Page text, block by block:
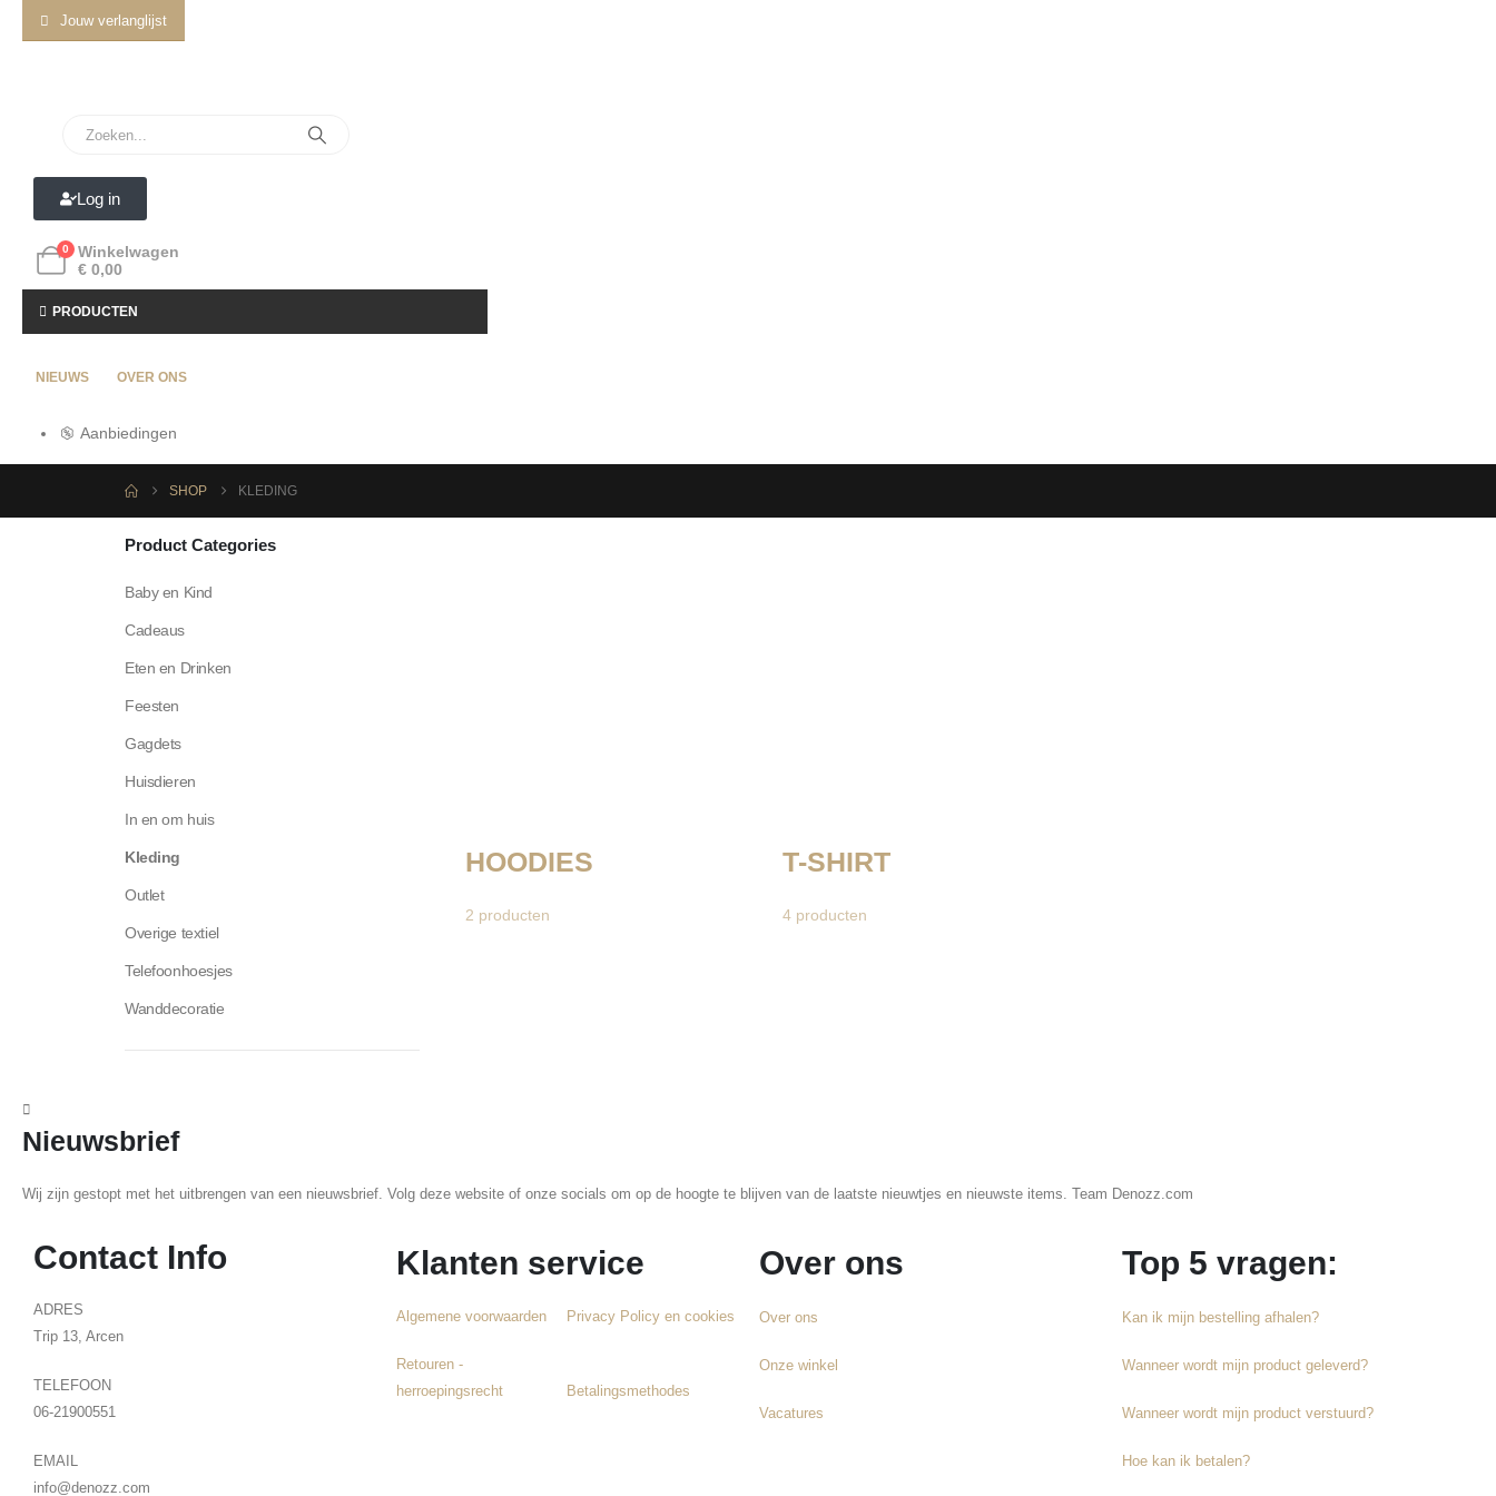
Jouw verlanglijst
Log in
0
Winkelwagen
€ 0,00
PRODUCTEN
NIEUWS OVER ONS
Aanbiedingen
SHOP KLEDING
HOODIES
2 producten
T-SHIRT
4producten
Product Categories
Baby en Kind
Cadeaus
Eten en Drinken
Feesten
Gagdets
Huisdieren
In en om huis
Kleding
Outlet
Overige textiel
Telefoonhoesjes
Wanddecoratie
Nieuwsbrief
Wij zijn gestopt met het uitbrengen van een nieuwsbrief. Volg deze website of onze socials om op de hoogte te blijven van de laatste nieuwtjes en nieuwste items. Team Denozz.com
Contact Info
ADRES
Trip 13, Arcen
TELEFOON
06-21900551
EMAIL
info@denozz.com
Klanten service
Algemene voorwaarden Privacy Policy en cookies
Retouren -
herroepingsrecht
Betalingsmethodes
Over ons
Over ons
Onze winkel
Vacatures
Top 5 vragen:
Kan ik mijn bestelling afhalen?
Wanneer wordt mijn product geleverd?
Wanneer wordt mijn product verstuurd?
Hoe kan ik betalen?